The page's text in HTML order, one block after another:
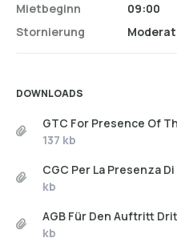
Mietbeginn
Stornierung
09:00
Moderat
DOWNLOADS
GTC For Presence Of
137 kb
CGC Per La Presenza
kb
AGB Für Den Auftritt
kb